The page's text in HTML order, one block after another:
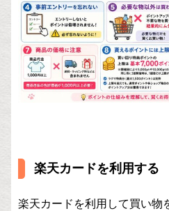
楽天カードを利用する
楽天カードを利用して買い物